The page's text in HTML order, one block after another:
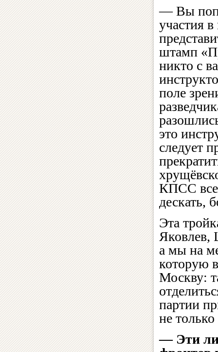
— Вы
участия
штамп
никто с
поле
это
следует
КПСС все
дескать,
Эта
Яковлев,
а мы на
которую
Москву:
партии
не
— Эти